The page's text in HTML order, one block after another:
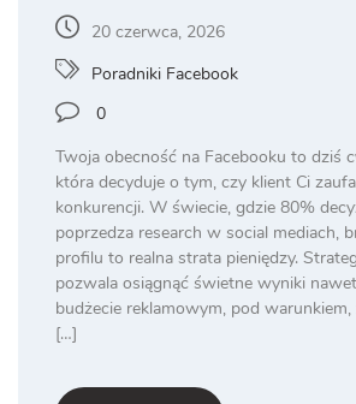
20 czerwca, 2026
Poradniki Facebook
0
Twoja obecność na Facebooku to dziś
która decyduje o tym, czy klient Ci
konkurencji. W świecie, gdzie 80%
poprzedza research w social mediach,
profilu to realna strata pieniędzy.
pozwala osiągnąć świetne wyniki
budżecie reklamowym, pod
[…]